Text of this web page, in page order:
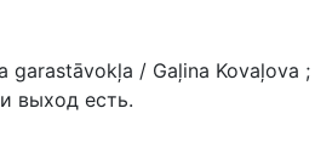
/ Gaļina Kovaļova
выход есть.